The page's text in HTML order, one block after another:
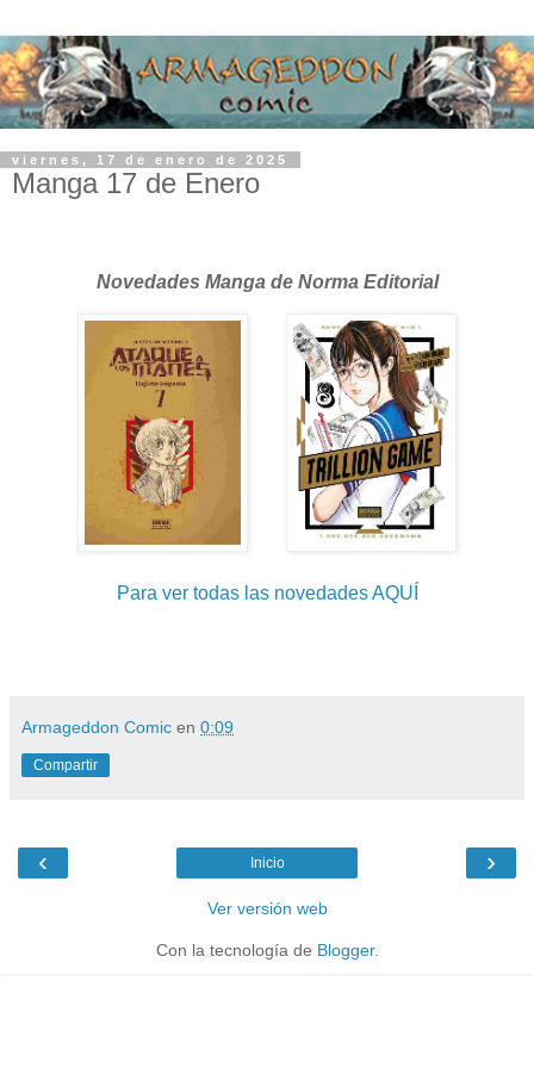
viernes, 17 de enero de 2025
Manga 17 de Enero
Novedades Manga de Norma Editorial
Para ver todas las novedades AQUÍ
Armageddon Comic en 0:09
Compartir
‹ ›
Inicio
Ver versión web
Con la tecnología de Blogger.